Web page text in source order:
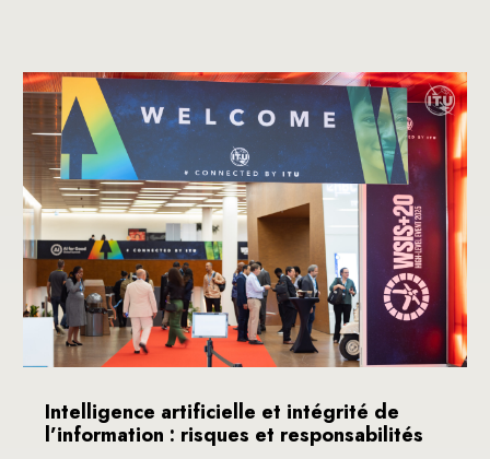
Intelligence artificielle et intégrité de
l’information : risques et responsabilités